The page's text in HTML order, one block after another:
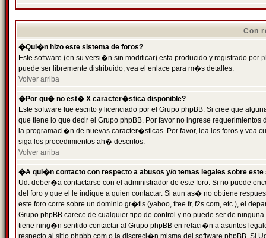
Con
�Qui�n hizo este sistema de foros?
Este software (en su versi�n sin modificar) esta producido y registrado por
puede ser libremente distribuido; vea el enlace para m�s detalles.
Volver arriba
�Por qu� no est� X caracter�stica disponible?
Este software fue escrito y licenciado por el Grupo phpBB. Si cree que
que tiene lo que decir el Grupo phpBB. Por favor no ingrese
la programaci�n de nuevas caracter�sticas. Por favor, lea los foros y vea
siga los procedimientos ah� descritos.
Volver arriba
�A qui�n contacto con respecto a abusos y/o temas legales sobre este
Ud. deber�a contactarse con el administrador de este foro. Si no puede
del foro y que el le indique a quien contactar. Si aun as� no obtiene
este foro corre sobre un dominio gr�tis (yahoo, free.fr, f2s.com, etc.), el
Grupo phpBB carece de cualquier tipo de control y no puede ser de
tiene ning�n sentido contactar al Grupo phpBB en relaci�n a asuntos
respecto al sitio phpbb.com o la discreci�n misma del software phpBB. Si